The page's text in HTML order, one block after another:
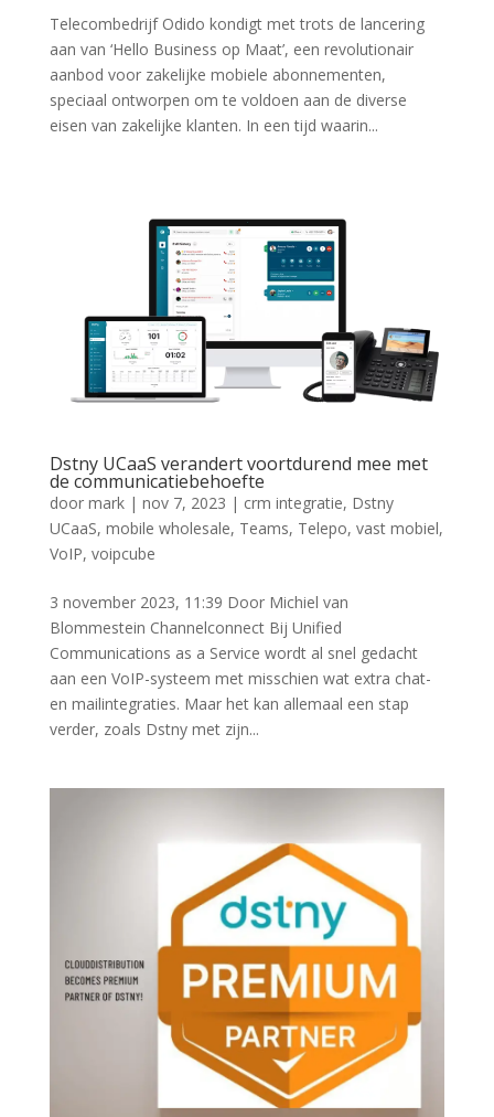
Telecombedrijf Odido kondigt met trots de lancering
aan van ‘Hello Business op Maat’, een revolutionair
aanbod voor zakelijke mobiele abonnementen,
speciaal ontworpen om te voldoen aan de diverse
eisen van zakelijke klanten. In een tijd waarin...
Dstny UCaaS verandert voortdurend mee met
de communicatiebehoefte
door mark| nov 7, 2023 | crm integratie, Dstny
UCaaS, mobile wholesale, Teams, Telepo, vast mobiel,
VoIP, voipcube
3 november 2023, 11:39 Door Michiel van
Blommestein Channelconnect Bij Unified
Communications as a Service wordt al snel gedacht
aan een VoIP-systeem met misschien wat extra chat-
en mailintegraties. Maar het kan allemaal een stap
verder, zoals Dstny met zijn...